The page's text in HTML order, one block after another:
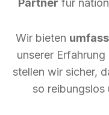
Partner für
Wir bieten
unserer
stellen wir sicher,
so